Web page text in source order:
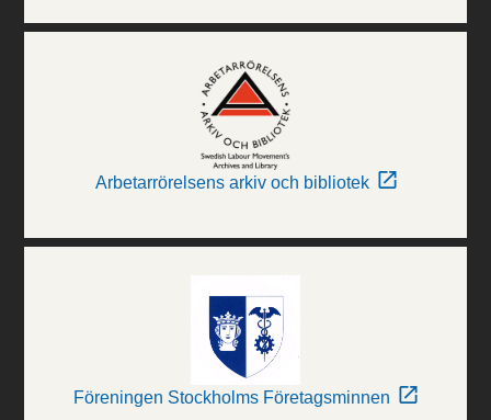
Arbetarrörelsens arkiv och bibliotek
Föreningen Stockholms Företagsminnen